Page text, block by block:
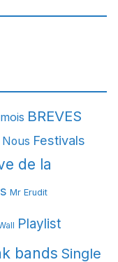
BREVES
Festivals
de la
Mr Erudit
Playlist
bands Single